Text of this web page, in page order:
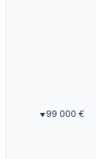
▼99 000 €